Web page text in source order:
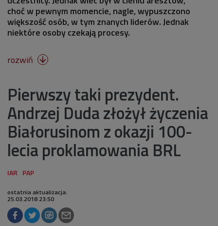
choć w pewnym momencie, nagle, wypuszczono
większość osób, w tym znanych liderów. Jednak
niektóre osoby czekają procesy.
rozwiń 
Pierwszy taki prezydent.
Andrzej Duda złożył życzenia
Białorusinom z okazji 100-
lecia proklamowania BRL
ostatnia aktualizacja:
25.03.2018 23:50